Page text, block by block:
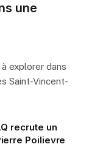
une
explorer dans
Saint-Vincent-
recrute un
Poilievre